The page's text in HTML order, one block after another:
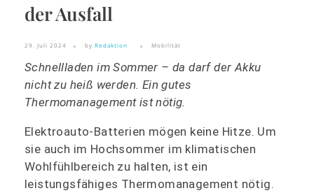
der Ausfall
29. Juli 2024 by Redaktion Mobilität
Schnellladen im Sommer – da darf der Akku
nicht zu heiß werden. Ein gutes
Thermomanagement ist nötig.
Elektroauto-Batterien mögen keine Hitze. Um
sie auch im Hochsommer im klimatischen
Wohlfühlbereich zu halten, ist ein
leistungsfähiges Thermomanagement nötig.